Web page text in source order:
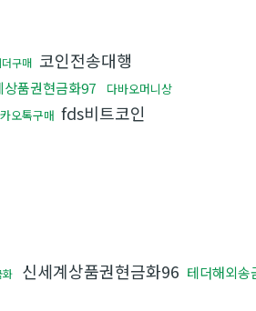
구매 코인전송대행
상품권현금화97 다바오머니상
오톡구매 fds비트코인
화 신세계상품권현금화96 테더해외송